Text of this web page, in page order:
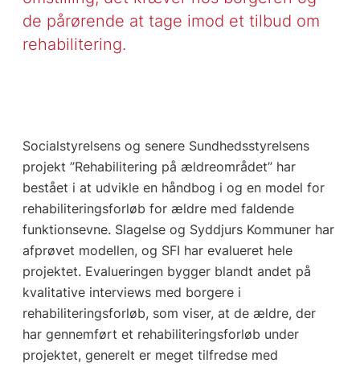
de pårørende at tage imod et tilbud om
rehabilitering.
Socialstyrelsens og senere Sundhedsstyrelsens
projekt ”Rehabilitering på ældreområdet” har
bestået i at udvikle en håndbog i og en model for
rehabiliteringsforløb for ældre med faldende
funktionsevne. Slagelse og Syddjurs Kommuner har
afprøvet modellen, og SFI har evalueret hele
projektet. Evalueringen bygger blandt andet på
kvalitative interviews med borgere i
rehabiliteringsforløb, som viser, at de ældre, der
har gennemført et rehabiliteringsforløb under
projektet, generelt er meget tilfredse med